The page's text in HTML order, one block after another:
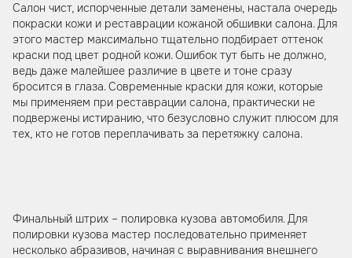
Салон чист, испорченные детали заменены, настала очередь
покраски кожи и реставрации кожаной обшивки салона. Для
этого мастер максимально тщательно подбирает оттенок
краски под цвет родной кожи. Ошибок тут быть не должно,
ведь даже малейшее различие в цвете и тоне сразу
бросится в глаза. Современные краски для кожи, которые
мы применяем при реставрации салона, практически не
подвержены истиранию, что безусловно служит плюсом для
тех, кто не готов переплачивать за перетяжку салона.
Финальный штрих – полировка кузова автомобиля. Для
полировки кузова мастер последовательно применяет
несколько абразивов, начиная с выравнивания внешнего